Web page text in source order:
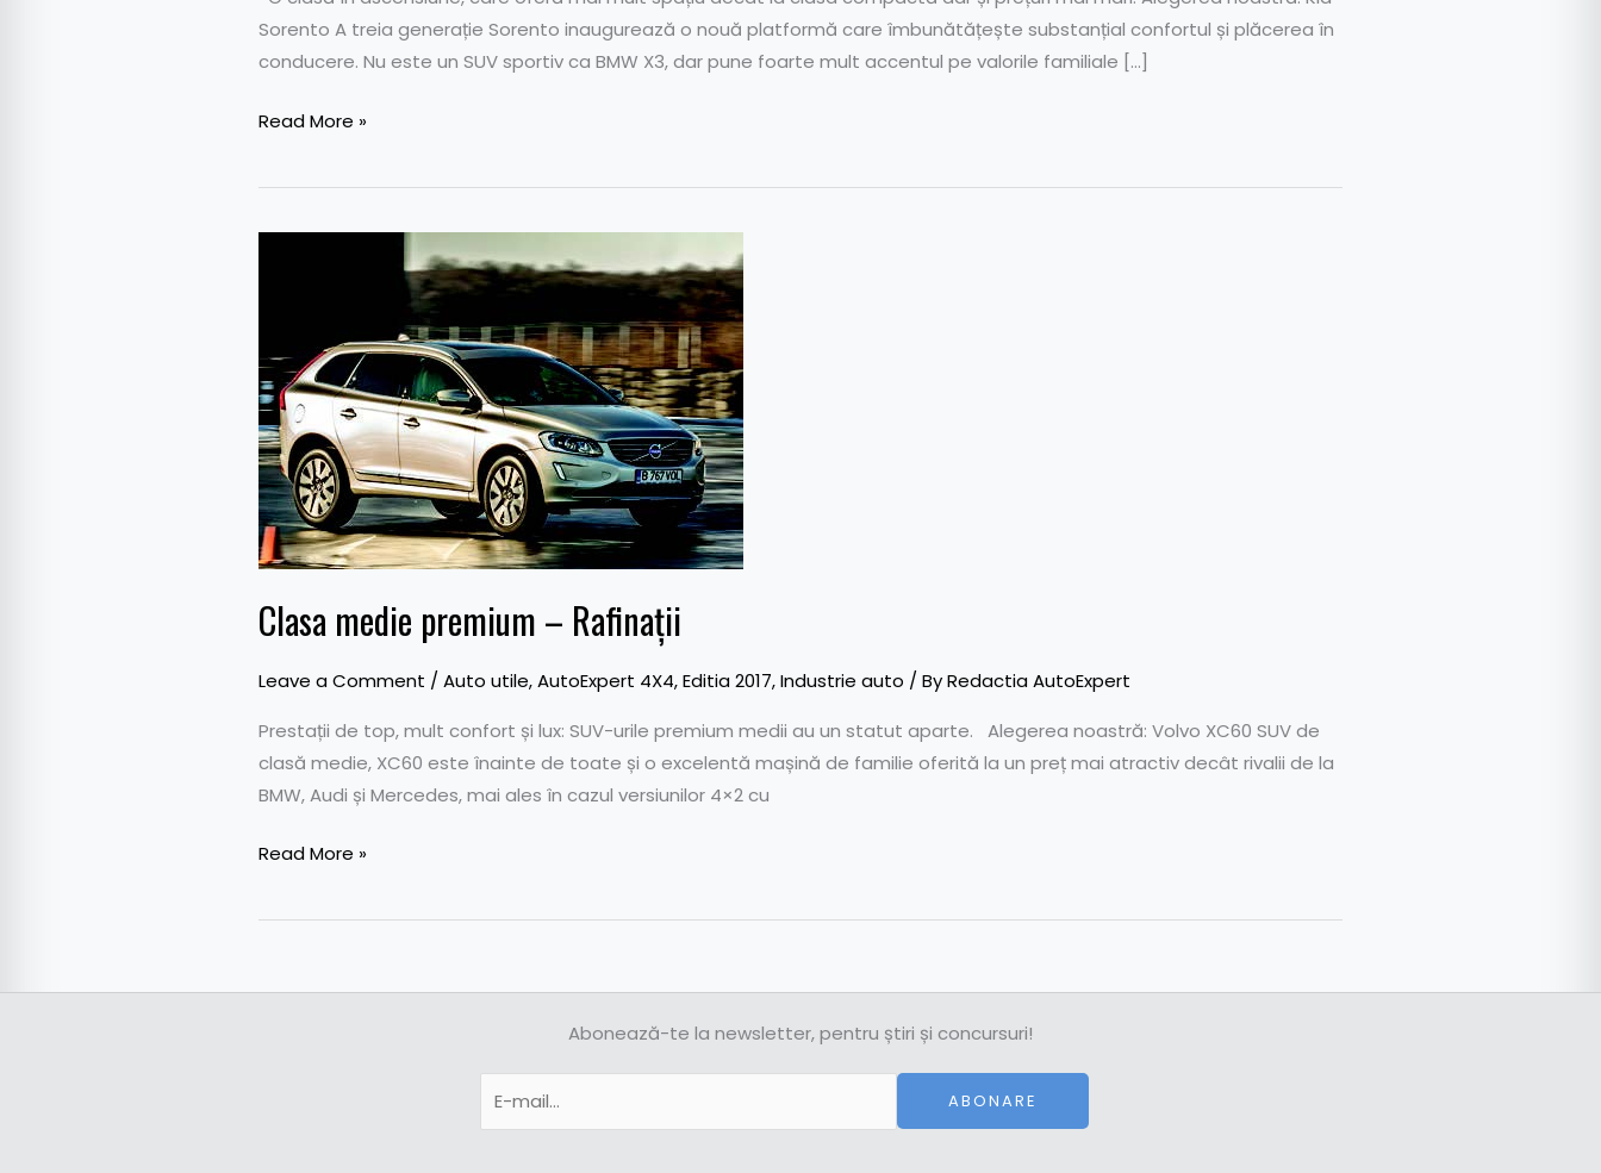
Sorento A treia generație Sorento inaugurează o nouă platformă care îmbunătățește substanțial confortul și plăcerea în
conducere. Nu este un SUV sportiv ca BMW X3, dar pune foarte mult accentul pe valorile familiale […]
Read More »
Clasa medie premium – Rafinații
Leave a Comment /Auto utile,AutoExpert 4X4,Editia 2017,Industrie auto / ByRedactia AutoExpert
Prestații de top, mult confort și lux: SUV-urile premium medii au un statut aparte. Alegerea noastră: Volvo XC60 SUV de
clasă medie, XC60 este înainte de toate și o excelentă mașină de familie oferită la un preț mai atractiv decât rivalii de la
BMW, Audi și Mercedes, mai ales în cazul versiunilor 4×2 cu
Rafinații
Read More »
Abonează-te la newsletter, pentru știri și concursuri!
ABONARE